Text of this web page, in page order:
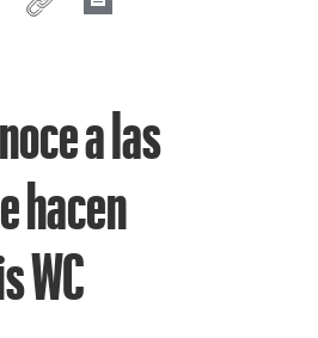
a las
hacen
WC